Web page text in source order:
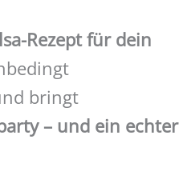
Rezept für dein
bringt
– und ein echter